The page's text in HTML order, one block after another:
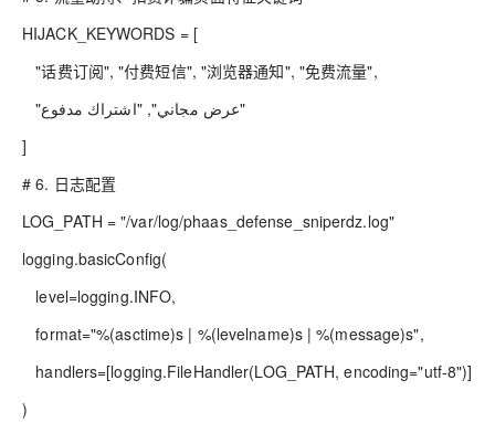
HIJACK_KEYWORDS = [
"话费订阅", "付费短信", "浏览器通知", "免费流量",
"عرض مجاني", "اشتراك مدفوع"
]
# 6. 日志配置
LOG_PATH = "/var/log/phaas_defense_sniperdz.log"
logging.basicConfig(
level=logging.INFO,
format="%(asctime)s | %(levelname)s | %(message)s",
handlers=[logging.FileHandler(LOG_PATH, encoding="utf-8")]
)